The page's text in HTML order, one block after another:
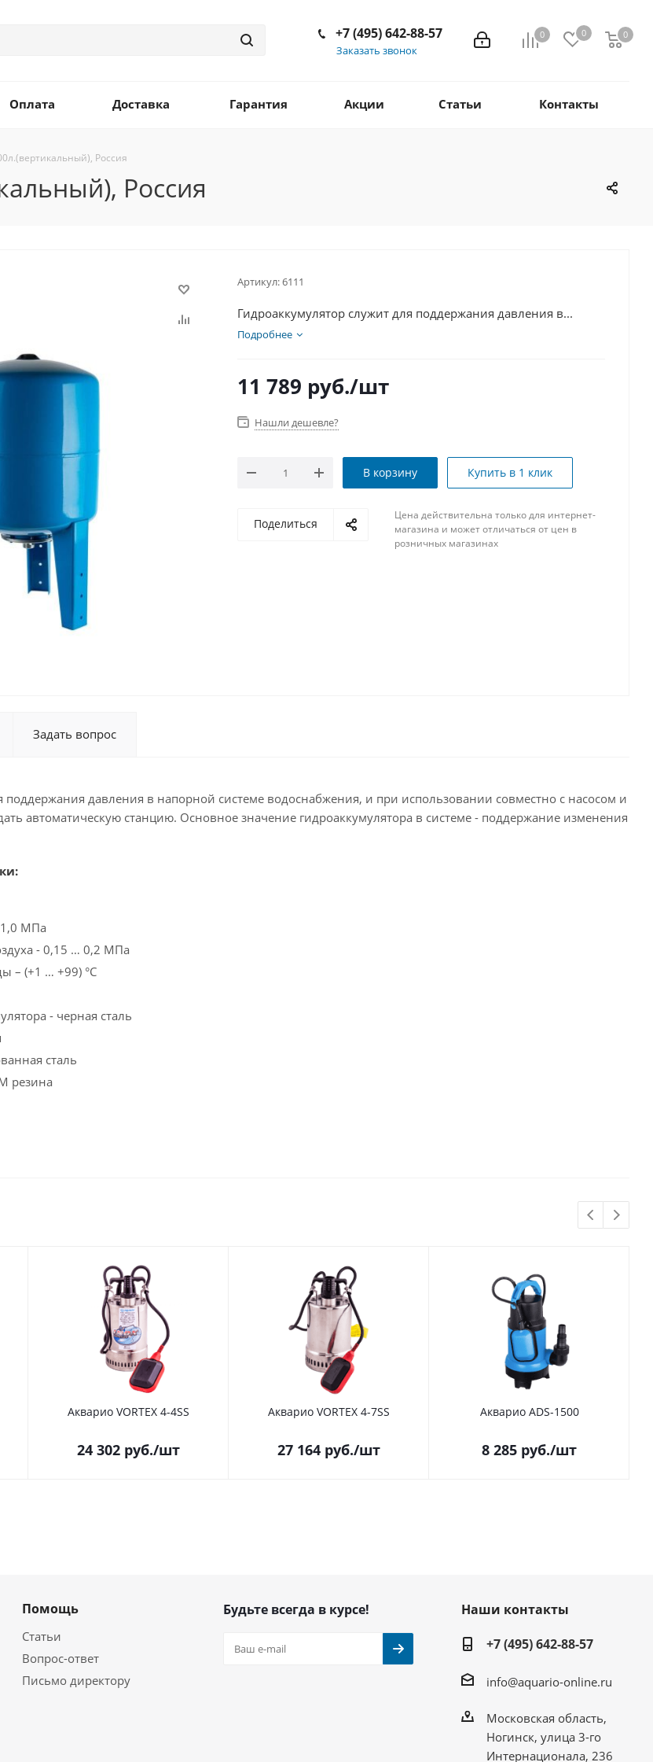
0 0 0
+7 (495) 642-88-57
Заказать звонок
Оплата Доставка Гарантия Акции Статьи Контакты
Россия
Россия
Артикул:6111
Гидроаккумулятор служит для поддержания давления в...
Подробнее
11 789 руб./шт
Нашли дешевле?
В корзину Купить в 1 клик
Поделиться
Цена действительна только для интернет-
магазина и может отличаться от цен в
розничных магазинах
Задать вопрос
поддержания давления в напорной системе водоснабжения, и при использовании совместно с насосом и
автоматическую станцию. Основное значение гидроаккумулятора в системе - поддержание изменения
МПа
- 0,15 … 0,2 МПа
– (+1 … +99) °С
- черная сталь
сталь
резина
Акварио VORTEX 4-4SS
24 302 руб./шт
Акварио VORTEX 4-7SS
27 164 руб./шт
Акварио ADS-1500
8 285 руб./шт
Помощь
Статьи
Вопрос-ответ
Письмо директору
Будьте всегда в курсе!
Наши контакты
+7 (495) 642-88-57
info@aquario-online.ru
Московская область,
Ногинск, улица 3-го
Интернационала, 236